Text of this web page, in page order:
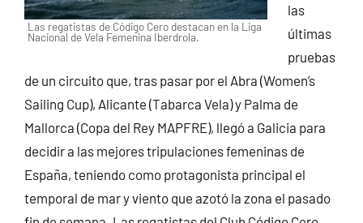
Las regatistas de Código Cero destacan en la Liga
Nacional de Vela Femenina Iberdrola.
las
últimas
pruebas
de un circuito que, tras pasar por el Abra (Women’s
Sailing Cup), Alicante (Tabarca Vela) y Palma de
Mallorca (Copa del Rey MAPFRE), llegó a Galicia para
decidir a las mejores tripulaciones femeninas de
España, teniendo como protagonista principal el
temporal de mar y viento que azotó la zona el pasado